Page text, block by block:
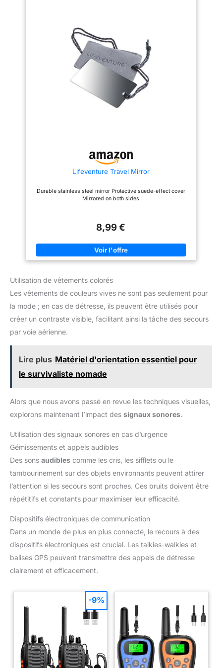
d'étoile est équipé d'un sifflet,
qui peut être utilisé lorsque
vous avez besoin d'être
secouru. Le cordon permet au
miroir d'être accroché au sac à
dos ou aux porte-clés pour
éviter qu'il ne soit perdu. Taille
adaptée : le miroir de survie
mesure environ 5,6 x 5,6 cm,
léger et compact, pratique à
camping, la randonnée, la
plus encore.
pour vous montrer en détail
comment utiliser ce réflecteur
de signal. LARGEMENT
UTILISÉ:Ce miroir peut être
utilisé par une journée
ensoleillée ou dans toute
situation où il y a une source de
lumière, même par temps
Lifeventure Travel Mirror
Durable stainless steel mirror Protective suede-effect cover
Mirrored on both sides
8,99 €
Utilisation de vêtements colorés
Les vêtements de couleurs vives ne sont pas seulement pour
la mode ; en cas de détresse, ils peuvent être utilisés pour
créer un contraste visible, facilitant ainsi la tâche des secours
par voie aérienne.
Lire plus Matériel d'orientation essentiel pour
le survivaliste nomade
Alors que nous avons passé en revue les techniques visuelles,
explorons maintenant l’impact des signaux sonores.
Utilisation des signaux sonores en cas d’urgence
Gémissements et appels audibles
Des sons audibles comme les cris, les sifflets ou le
tambourinement sur des objets environnants peuvent attirer
l’attention si les secours sont proches. Ces bruits doivent être
répétitifs et constants pour maximiser leur efficacité.
Dispositifs électroniques de communication
Dans un monde de plus en plus connecté, le recours à des
dispositifs électroniques est crucial. Les talkies-walkies et
balises GPS peuvent transmettre des appels de détresse
clairement et efficacement.
-9%